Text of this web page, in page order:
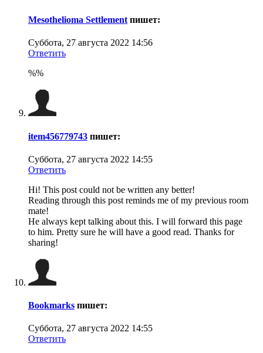
Mesothelioma Settlement пишет:
Суббота, 27 августа 2022 14:56
Ответить
%%
item456779743 пишет:
Суббота, 27 августа 2022 14:55
Ответить
Hi! This post could not be written any better!
Reading through this post reminds me of my previous room
mate!
He always kept talking about this. I will forward this page
to him. Pretty sure he will have a good read. Thanks for
sharing!
Bookmarks пишет:
Суббота, 27 августа 2022 14:55
Ответить